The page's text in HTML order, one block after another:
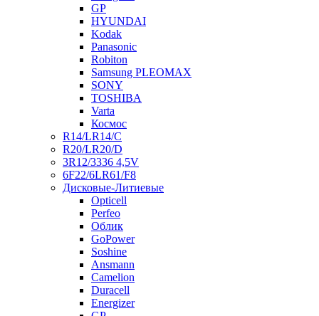
GP
HYUNDAI
Kodak
Panasonic
Robiton
Samsung PLEOMAX
SONY
TOSHIBA
Varta
Космос
R14/LR14/C
R20/LR20/D
3R12/3336 4,5V
6F22/6LR61/F8
Дисковые-Литиевые
Opticell
Perfeo
Облик
GoPower
Soshine
Ansmann
Camelion
Duracell
Energizer